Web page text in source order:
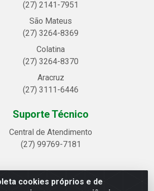
cookies próprios e de
(27) 2141-7951
São Mateus
(27) 3264-8369
Colatina
(27) 3264-8370
Aracruz
(27) 3111-6446
Suporte Técnico
Central de Atendimento
(27) 99769-7181
LTDA - Avenida Alegre, 2521 -